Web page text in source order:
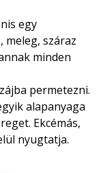
egy
meleg, száraz
minden
permetezni.
alapanyaga
Ekcémás,
nyugtatja.